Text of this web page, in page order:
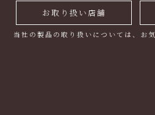
お取り扱い店舗
当社の製品の取り扱いについては、お